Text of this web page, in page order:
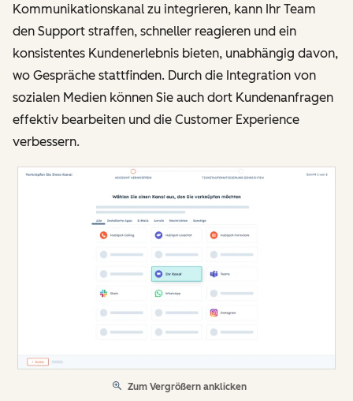
Kommunikationskanal zu integrieren, kann Ihr Team
den Support straffen, schneller reagieren und ein
konsistentes Kundenerlebnis bieten, unabhängig davon,
wo Gespräche stattfinden. Durch die Integration von
sozialen Medien können Sie auch dort Kundenanfragen
effektiv bearbeiten und die Customer Experience
verbessern.
Zum Vergrößern anklicken